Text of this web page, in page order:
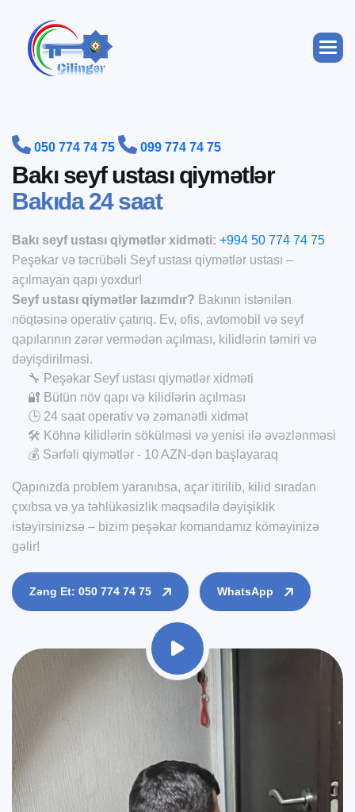
 050 774 74 75  099 774 74 75
Bakı seyf ustası qiymətlər
Bakıda 24 saat
Bakı seyf ustası qiymətlər xidməti: +994 50 774 74 75
Peşəkar və təcrübəli Seyf ustası qiymətlər ustası –
açılmayan qapı yoxdur!
Seyf ustası qiymətlər lazımdır? Bakının istənilən
nöqtəsinə operativ çatırıq. Ev, ofis, avtomobil və seyf
qapılarının zərər vermədən açılması, kilidlərin təmiri və
dəyişdirilməsi.
🔧 Peşəkar Seyf ustası qiymətlər xidməti
🔐 Bütün növ qapı və kilidlərin açılması
🕒 24 saat operativ və zəmanətli xidmət
🛠️ Köhnə kilidlərin sökülməsi və yenisi ilə əvəzlənməsi
💰 Sərfəli qiymətlər - 10 AZN-dən başlayaraq
Qapınızda problem yaranıbsa, açar itirilib, kilid sıradan
çıxıbsa və ya təhlükəsizlik məqsədilə dəyişiklik
istəyirsinizsə – bizim peşəkar komandamız köməyinizə
gəlir!
Zəng Et: 050 774 74 75 WhatsApp